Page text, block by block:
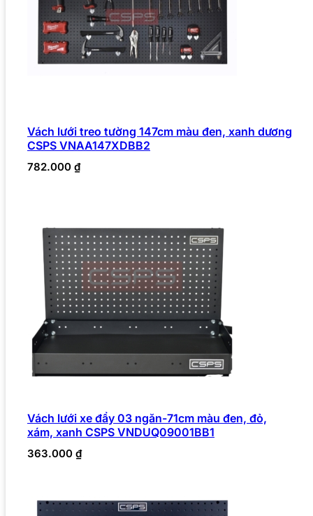
Vách lưới treo tường 147cm màu đen, xanh dương
CSPS VNAA147XDBB2
782.000 ₫
Vách lưới xe đẩy 03 ngăn-71cm màu đen, đỏ,
xám, xanh CSPS VNDUQ09001BB1
363.000 ₫